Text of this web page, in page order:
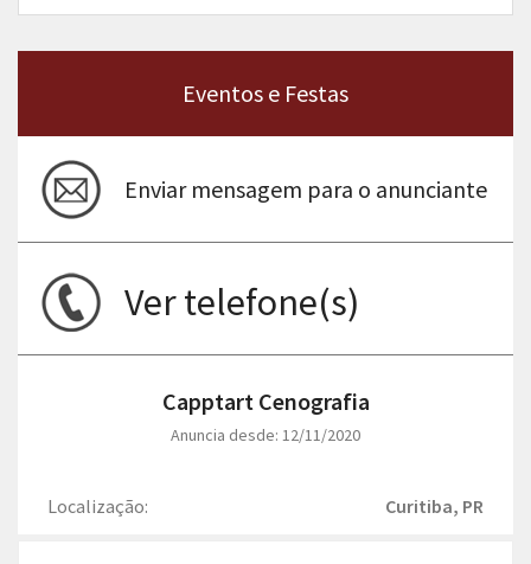
Eventos e Festas
Enviar mensagem para o anunciante
Ver telefone(s)
Capptart Cenografia
Anuncia desde: 12/11/2020
Localização: Curitiba, PR